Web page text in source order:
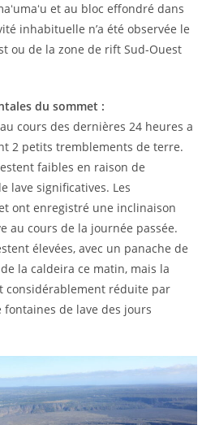
et au bloc effondré dans
inhabituelle n’a été observée le
ou de la zone de rift Sud-Ouest
du sommet :
cours des dernières 24 heures a
2 petits tremblements de terre.
faibles en raison de
lave significatives. Les
ont enregistré une inclinaison
au cours de la journée passée.
élevées, avec un panache de
la caldeira ce matin, mais la
considérablement réduite par
de lave des jours